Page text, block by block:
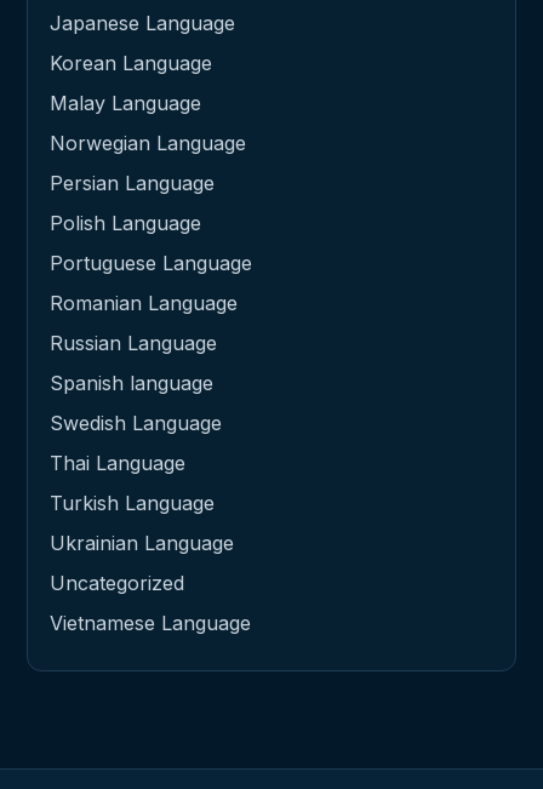
Japanese Language
Korean Language
Malay Language
Norwegian Language
Persian Language
Polish Language
Portuguese Language
Romanian Language
Russian Language
Spanish language
Swedish Language
Thai Language
Turkish Language
Ukrainian Language
Uncategorized
Vietnamese Language